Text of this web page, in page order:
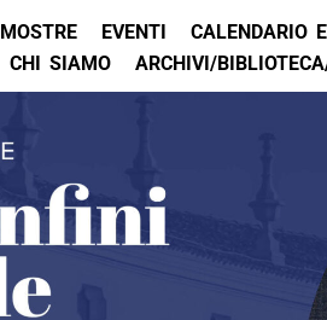
MOSTRE EVENTI CALENDARIO
CHI SIAMO ARCHIVI/